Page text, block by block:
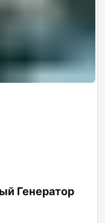
Генератор